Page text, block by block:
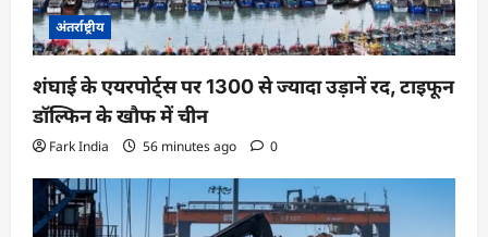
अंतर्राष्ट्रीय
शंघाई के एयरपोर्ट्स पर 1300 से ज्यादा उड़ानें रद, टाइफून
डॉल्फिन के खौफ में चीन
Fark India 56 minutes ago 0